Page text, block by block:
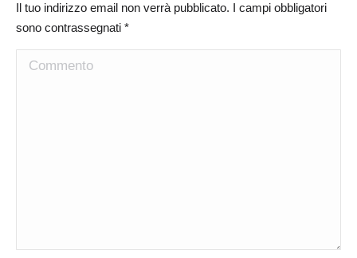
Il tuo indirizzo email non verrà pubblicato. I campi obbligatori
sono contrassegnati *
Commento